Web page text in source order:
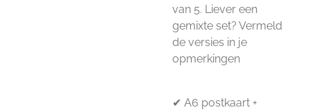
van 5. Liever een
gemixte set? Vermeld
de versies in je
opmerkingen
✔ A6 postkaart +